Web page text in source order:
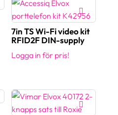
7in TS Wi-Fi video kit
RFID2F DIN-supply
Logga in för pris!